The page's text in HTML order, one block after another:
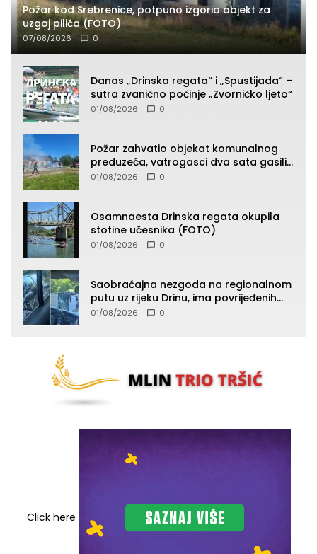
Požar kod Srebrenice, potpuno izgorio objekt za
uzgoj pilića (FOTO)
07/08/2026 0
Danas „Drinska regata“ i „Spustijada“ –
sutra zvanično počinje „Zvorničko ljeto“
01/08/2026 0
Požar zahvatio objekat komunalnog
preduzeća, vatrogasci dva sata gasili
vatru (FOTO)
01/08/2026 0
Osamnaesta Drinska regata okupila
stotine učesnika (FOTO)
01/08/2026 0
Saobraćajna nezgoda na regionalnom
putu uz rijeku Drinu, ima povrijeđenih
lica (FOTO)
01/08/2026 0
Click here